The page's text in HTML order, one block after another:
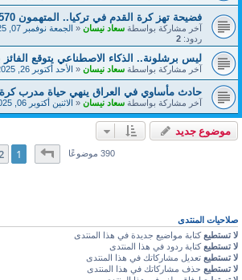
فضيحة تهز كرة القدم في تركيا.. المتهمون 570 حكما
آخر مشاركة بواسطةسعاد نيسان«الجمعة نوفمبر 07, 2025 11:16 am
ردود: 2
ليس برشلونة.. الذكاء الاصطناعي يتوقع الفائز
آخر مشاركة بواسطةسعاد نيسان«الأحد أكتوبر 26, 2025 5:05 pm
حادث مأساوي في العراق ينهي حياة مدرب
آخر مشاركة بواسطةسعاد نيسان«الاثنين أكتوبر 06, 2025 8:27 am
موضوع جديد
390 موضوعًاصفحة1من16
1
2
صلاحيات المنتدى
لا تستطيعكتابة مواضيع جديدة في هذا المنتدى
لا تستطيعكتابة ردود في هذا المنتدى
لا تستطيعتعديل مشاركاتك في هذا المنتدى
لا تستطيعحذف مشاركاتك في هذا المنتدى